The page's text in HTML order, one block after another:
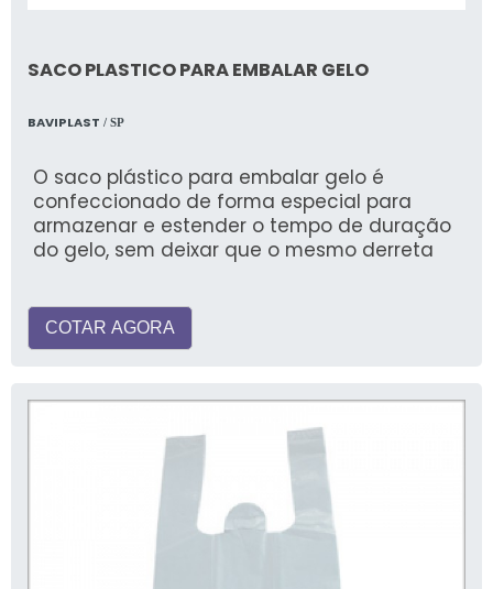
SACO PLASTICO PARA EMBALAR GELO
BAVIPLAST / SP
O saco plástico para embalar gelo é
confeccionado de forma especial para
armazenar e estender o tempo de duração
do gelo, sem deixar que o mesmo derreta
COTAR AGORA